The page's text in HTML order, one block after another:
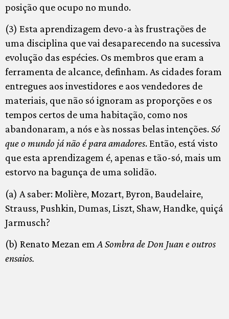
posição que ocupo no mundo.
(3) Esta aprendizagem devo-a às frustrações de
uma disciplina que vai desaparecendo na sucessiva
evolução das espécies. Os membros que eram a
ferramenta de alcance, definham. As cidades foram
entregues aos investidores e aos vendedores de
materiais, que não só ignoram as proporções e os
tempos certos de uma habitação, como nos
abandonaram, a nós e às nossas belas intenções.Só
que o mundo já não é para amadores. Então, está visto
que esta aprendizagem é, apenas e tão-só, mais um
estorvo na bagunça de uma solidão.
(a) A saber: Molière, Mozart, Byron, Baudelaire,
Strauss, Pushkin, Dumas, Liszt, Shaw, Handke, quiçá
Jarmusch?
(b) Renato Mezan em A Sombra de Don Juan e outros
ensaios.